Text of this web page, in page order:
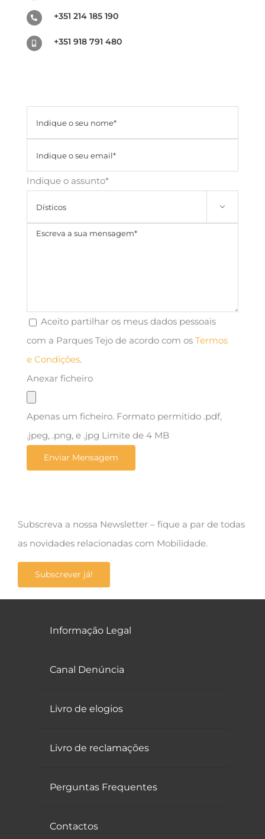
+351 214 185 190
+351 918 791 480
Indique o assunto*

Aceito partilhar os meus dados pessoais
com a Parques Tejo de acordo com os Termos
e Condições.
Anexar ficheiro
Apenas um ficheiro. Formato permitido .pdf,
.jpeg, .png, e .jpg Limite de 4 MB
Subscreva a nossa Newsletter – fique a par de todas
as novidades relacionadas com Mobilidade.
Subscrever já!
Informação Legal
Canal Denúncia
Livro de elogios
Livro de reclamações
Perguntas Frequentes
Contactos